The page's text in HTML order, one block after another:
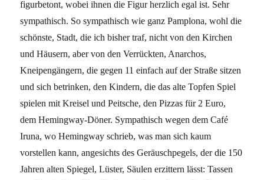
figurbetont, wobei ihnen die Figur herzlich egal ist. Sehr
sympathisch. So sympathisch wie ganz Pamplona, wohl die
schönste, Stadt, die ich bisher traf, nicht von den Kirchen
und Häusern, aber von den Verrückten, Anarchos,
Kneipengängern, die gegen 11 einfach auf der Straße sitzen
und sich betrinken, den Kindern, die das alte Topfen Spiel
spielen mit Kreisel und Peitsche, den Pizzas für 2 Euro,
dem Hemingway-Döner. Sympathisch wegen dem Café
Iruna, wo Hemingway schrieb, was man sich kaum
vorstellen kann, angesichts des Geräuschpegels, der die 150
Jahren alten Spiegel, Lüster, Säulen erzittern lässt: Tassen